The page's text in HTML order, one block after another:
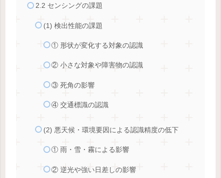
2.2 センシングの課題
(1) 検出性能の課題
① 形状が変化する対象の認識
② 小さな対象や障害物の認識
③ 死角の影響
④ 交通標識の認識
(2) 悪天候・環境要因による認識精度の低下
① 雨・雪・霧による影響
② 逆光や強い日差しの影響